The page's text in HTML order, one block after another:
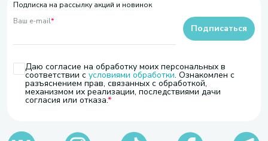
Подписка на рассылку акций и новинок
Ваш e-mail*
Даю согласие на обработку моих персональных в
соответствии с условиями обработки. Ознакомлен с
разъяснением прав, связанных с обработкой,
механизмом их реализации, последствиями дачи
согласия или отказа.
Подписаться